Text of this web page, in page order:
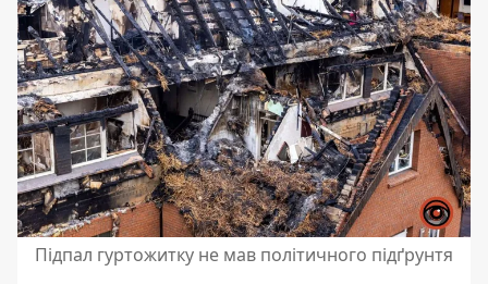
Підпал гуртожитку не мав політичного підґрунтя